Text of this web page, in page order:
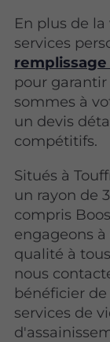
En plus de
services
remplissage
pour
sommes à
un devis
compétitifs.
Situés à
un rayon de
compris
engageons
qualité à
nous
bénéficier
services de